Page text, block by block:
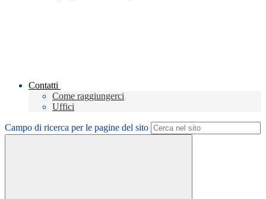
Contatti
Come raggiungerci
Uffici
Campo di ricerca per le pagine del sito